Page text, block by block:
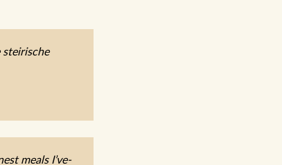
steirische
meals I’ve-